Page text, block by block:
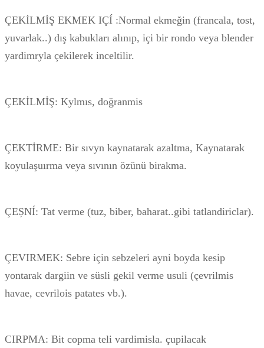
ÇEKİLMİŞ EKMEK IÇÍ :Normal ekmeğin (francala, tost,
yuvarlak..) dış kabukları alınıp, içi bir rondo veya blender
yardimryla çekilerek inceltilir.
ÇEKİLMİŞ: Kylmıs, doğranmis
ÇEKTİRME: Bir sıvyn kaynatarak azaltma, Kaynatarak
koyulaşuırma veya sıvının özünü birakma.
ÇEȘNÍ: Tat verme (tuz, biber, baharat..gibi tatlandiriclar).
ÇEVIRMEK: Sebre için sebzeleri ayni boyda kesip
yontarak dargiin ve süsli gekil verme usuli (çevrilmis
havae, cevrilois patates vb.).
CIRPMA: Bit copma teli vardimisla. çupilacak